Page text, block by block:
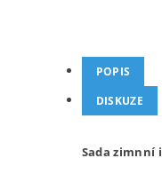
POPIS
DISKUZE
Sada zimnní